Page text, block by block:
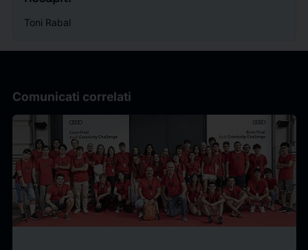
Toni Rabal
Comunicati correlati